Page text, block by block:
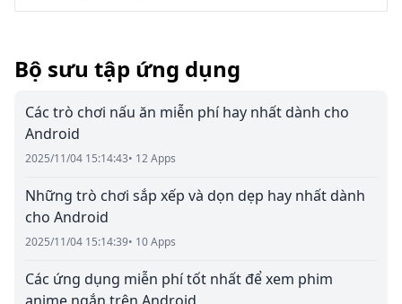
Bộ sưu tập ứng dụng
Các trò chơi nấu ăn miễn phí hay nhất dành cho
Android
2025/11/04 15:14:43• 12 Apps
Những trò chơi sắp xếp và dọn dẹp hay nhất dành
cho Android
2025/11/04 15:14:39• 10 Apps
Các ứng dụng miễn phí tốt nhất để xem phim